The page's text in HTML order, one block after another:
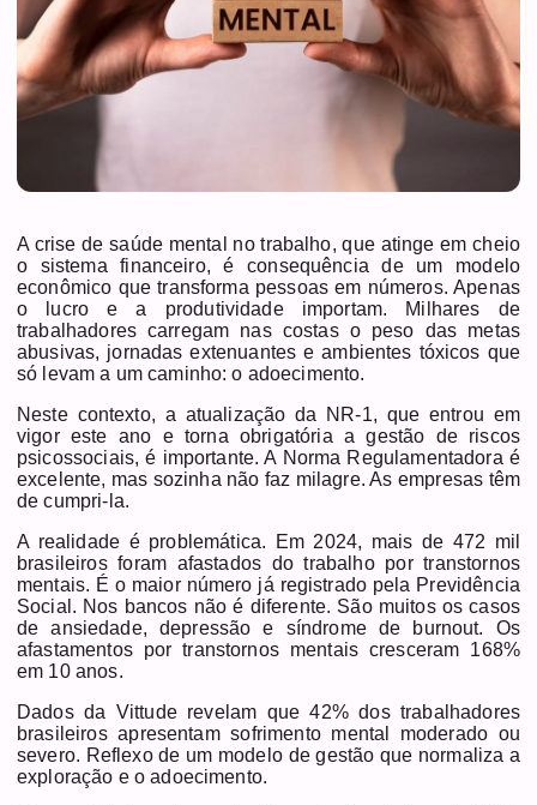
A crise de saúde mental no trabalho, que atinge em cheio
o sistema financeiro, é consequência de um modelo
econômico que transforma pessoas em números. Apenas
o lucro e a produtividade importam. Milhares de
trabalhadores carregam nas costas o peso das metas
abusivas, jornadas extenuantes e ambientes tóxicos que
só levam a um caminho: o adoecimento.
Neste contexto, a atualização da NR-1, que entrou em
vigor este ano e torna obrigatória a gestão de riscos
psicossociais, é importante. A Norma Regulamentadora é
excelente, mas sozinha não faz milagre. As empresas têm
de cumpri-la.
A realidade é problemática. Em 2024, mais de 472 mil
brasileiros foram afastados do trabalho por transtornos
mentais. É o maior número já registrado pela Previdência
Social. Nos bancos não é diferente. São muitos os casos
de ansiedade, depressão e síndrome de burnout. Os
afastamentos por transtornos mentais cresceram 168%
em 10 anos.
Dados da Vittude revelam que 42% dos trabalhadores
brasileiros apresentam sofrimento mental moderado ou
severo. Reflexo de um modelo de gestão que normaliza a
exploração e o adoecimento.